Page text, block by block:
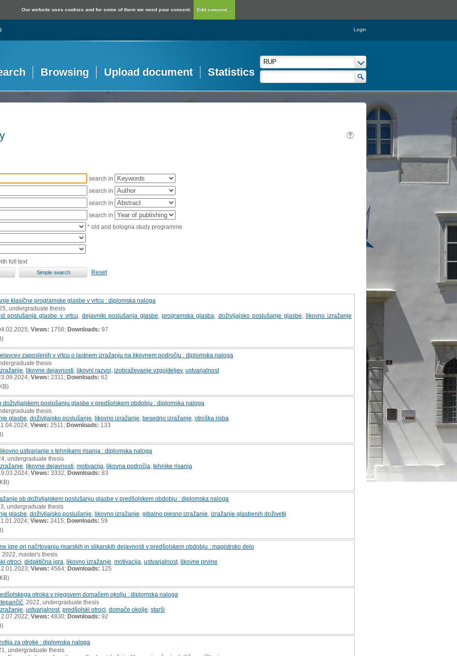
Our website uses cookies and for some of them we need your consent. Edit consent...
Login
Browsing Upload document Statistics
search in
search in
search in
search in
* old and bologna study programme
full text
Reset
klasične programske glasbe v vrtcu : diplomska naloga
undergraduate thesis
poslušanja glasbe v vrtcu dejavniki poslušanja glasbe ,programska glasba doživljajsko poslušanje glasbe
likovno izražanje
Views: 1756; Downloads: 97
zaposlenih v vrtcu o lastnem izražanju na likovnem področju : diplomska naloga
thesis
likovne dejavnosti likovni razvoj izobraževanje vzgojiteljev, ustvarjalnost
Views: 2311; Downloads: 62
doživljajskem poslušanju glasbe v predšolskem obdobju : diplomska naloga
thesis
glasbe doživljajsko poslušanje likovno izražanje besedno izražanje otroška risba
Views: 2511; Downloads: 133
ustvarjanje s tehnikami risanja : diplomska naloga
undergraduate thesis
likovne dejavnosti motivacija likovna področja tehnike risanja
Views: 3332; Downloads: 83
ob doživljajskem poslušanju glasbe v predšolskem obdobju : diplomska naloga
undergraduate thesis
glasbe doživljajsko poslušanje likovno izražanje gibalno plesno izražanje izražanje glasbenih doživetij
Views: 2415; Downloads: 59
igre pri načrtovanju risarskih in slikarskih dejavnosti v predšolskem obdobju : magistrsko delo
, 2022, master's thesis
otroci didaktična igra likovno izražanje motivacija ustvarjalnost, likovne prvine
Views: 4564; Downloads: 125
otroka v njegovem domačem okolju : diplomska naloga
, 2022, undergraduate thesis
ustvarjalnost, predšolski otroci domače okolje starši
Views: 4830; Downloads: 92
za otroke : diplomska naloga
undergraduate thesis